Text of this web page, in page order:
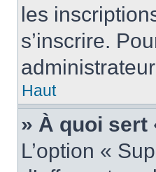
les
s’inscrire.
Haut
» À quoi sert
L’option «